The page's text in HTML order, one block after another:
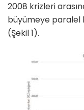
2008 krizleri
büyümeye paralel
(Şekil 1).